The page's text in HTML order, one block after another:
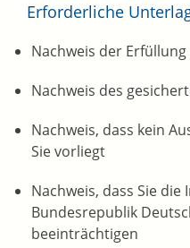
Erforderliche
Nachweis der
Nachweis des
Nachweis, dass kein
Sie vorliegt
Nachweis, dass Sie die
Bundesrepublik
beeinträchtigen